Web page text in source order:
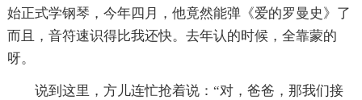
始正式学钢琴，今年四月，他竟然能弹《爱的罗曼史》了
而且，音符速识得比我还快。去年认的时候，全靠蒙的
呀。
说到这里，方儿连忙抢着说：“对，爸爸，那我们接